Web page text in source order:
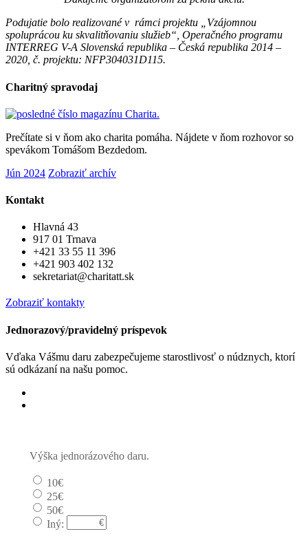
Podujatie bolo realizované v rámci projektu „Vzájomnou
spoluprácou ku skvalitňovaniu služieb“, Operačného programu
INTERREG V-A Slovenská republika – Česká republika 2014 –
2020, č. projektu: NFP304031D115.
Charitný spravodaj
Prečítate si v ňom ako charita pomáha. Nájdete v ňom rozhovor so
spevákom Tomášom Bezdedom.
Jún 2024 Zobraziť archív
Kontakt
Hlavná 43
917 01 Trnava
+421 33 55 11 396
+421 903 402 132
sekretariat@charitatt.sk
Zobraziť kontakty
Jednorazový/pravidelný príspevok
Vďaka Vášmu daru zabezpečujeme starostlivosť o núdznych, ktorí
sú odkázaní na našu pomoc.
Výška jednorázového daru.
10€
25€
50€
Iný: